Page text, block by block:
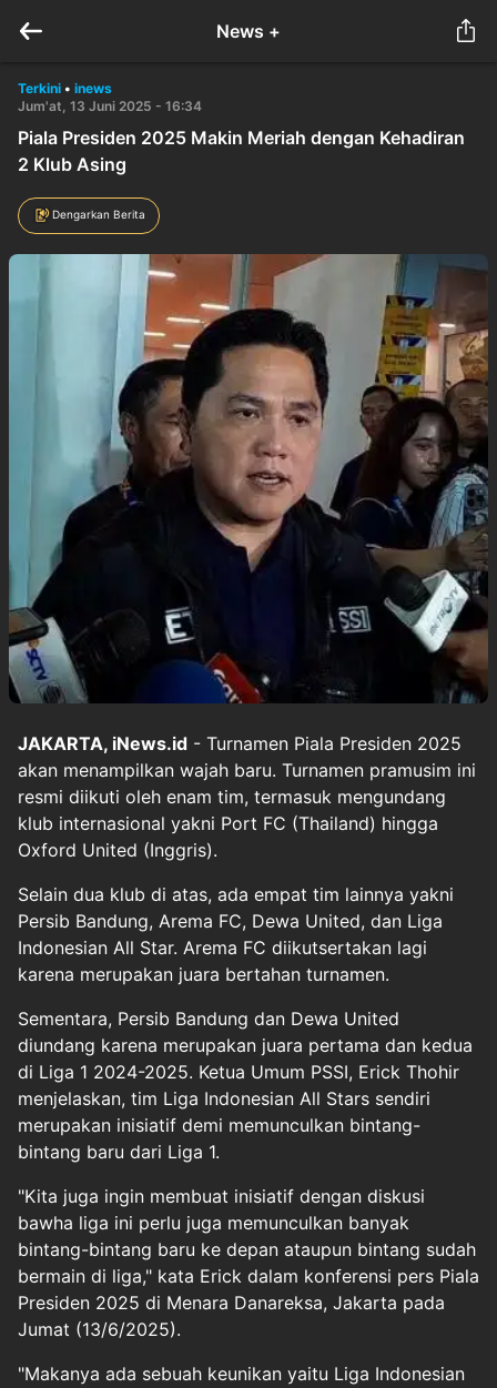
News +
Terkini • inews
Jum'at, 13 Juni 2025 - 16:34
Piala Presiden 2025 Makin Meriah dengan Kehadiran
2 Klub Asing
Dengarkan Berita
JAKARTA, iNews.id - Turnamen Piala Presiden 2025
akan menampilkan wajah baru. Turnamen pramusim ini
resmi diikuti oleh enam tim, termasuk mengundang
klub internasional yakni Port FC (Thailand) hingga
Oxford United (Inggris).
Selain dua klub di atas, ada empat tim lainnya yakni
Persib Bandung, Arema FC, Dewa United, dan Liga
Indonesian All Star. Arema FC diikutsertakan lagi
karena merupakan juara bertahan turnamen.
Sementara, Persib Bandung dan Dewa United
diundang karena merupakan juara pertama dan kedua
di Liga 1 2024-2025. Ketua Umum PSSI, Erick Thohir
menjelaskan, tim Liga Indonesian All Stars sendiri
merupakan inisiatif demi memunculkan bintang-
bintang baru dari Liga 1.
"Kita juga ingin membuat inisiatif dengan diskusi
bawha liga ini perlu juga memunculkan banyak
bintang-bintang baru ke depan ataupun bintang sudah
bermain di liga," kata Erick dalam konferensi pers Piala
Presiden 2025 di Menara Danareksa, Jakarta pada
Jumat (13/6/2025).
"Makanya ada sebuah keunikan yaitu Liga Indonesian